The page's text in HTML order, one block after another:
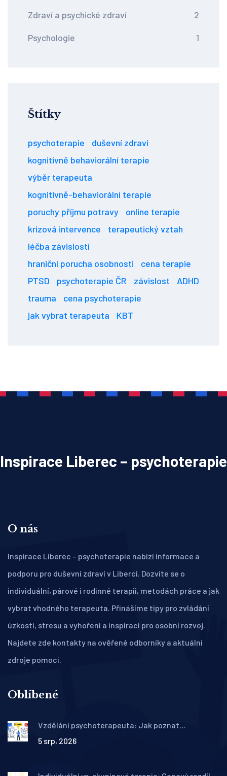
Zdraví a psychické zdraví 2
Psychologie 1
Štítky
psychoterapie
duševní zdraví
kognitivně behaviorální terapie
výběr terapeuta
kognitivně-behaviorální terapie
poruchy příjmu potravy
online terapie
krizová intervence
terapeutický vztah
léčba závislostí
hraniční porucha osobnosti
cena terapie
PTSD
psychoterapie ČR závislost
ADHD
trauma
cena psychoterapie
jak vybrat terapeuta
KBT
Inspirace Liberec – psychoterapie
O nás
Inspirace Liberec – psychoterapie nabízí informace a
podporu pro duševní zdraví v Liberci. Dozvíte se o
individuální, párové i rodinné terapii, metodách práce a jak
vybrat vhodného terapeuta. Přinášíme tipy pro zvládání
úzkosti, stresu a vyhoření a inspiraci pro osobní rozvoj.
Najdete zde kontakty na ověřené odborníky a aktuální
zdroje pomoci.
Oblíbené
Vzdělání psychoterapeuta: Jak poznat
5 srp, 2026